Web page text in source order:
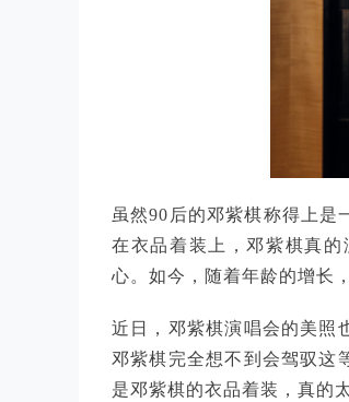
虽然90后的邓紫棋称得上是
在衣品着装上，邓紫棋真
心。如今，随着年龄的增长
近日，邓紫棋演唱会的美照
邓紫棋完全想不到会驾驭这
是邓紫棋的衣品着装，真的